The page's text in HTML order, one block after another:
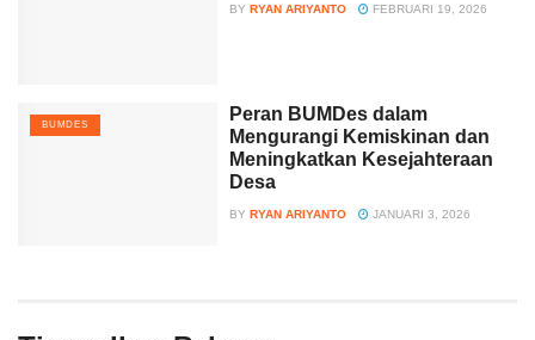
BY RYAN ARIYANTO FEBRUARI 19, 2026
BUMDES
Peran BUMDes dalam
Mengurangi Kemiskinan dan
Meningkatkan Kesejahteraan
Desa
BY RYAN ARIYANTO JANUARI 3, 2026